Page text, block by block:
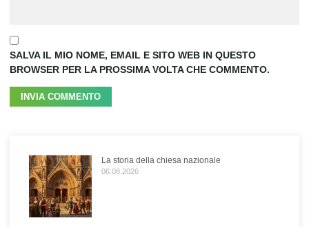
SALVA IL MIO NOME, EMAIL E SITO WEB IN QUESTO
BROWSER PER LA PROSSIMA VOLTA CHE COMMENTO.
La storia della chiesa nazionale
06.08.2026